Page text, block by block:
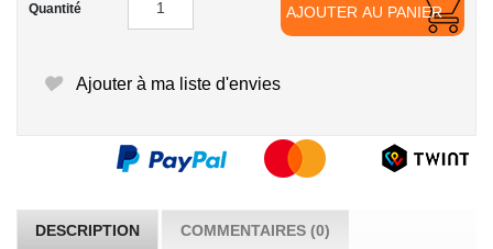
Quantité AJOUTER AU PANIER
Ajouter à ma liste d'envies
DESCRIPTION COMMENTAIRES (0)